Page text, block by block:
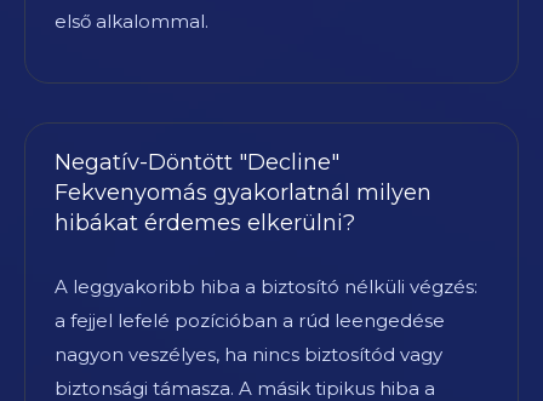
első alkalommal.
Negatív-Döntött "Decline"
Fekvenyomás gyakorlatnál milyen
hibákat érdemes elkerülni?
A leggyakoribb hiba a biztosító nélküli végzés:
a fejjel lefelé pozícióban a rúd leengedése
nagyon veszélyes, ha nincs biztosítód vagy
biztonsági támasza. A másik tipikus hiba a